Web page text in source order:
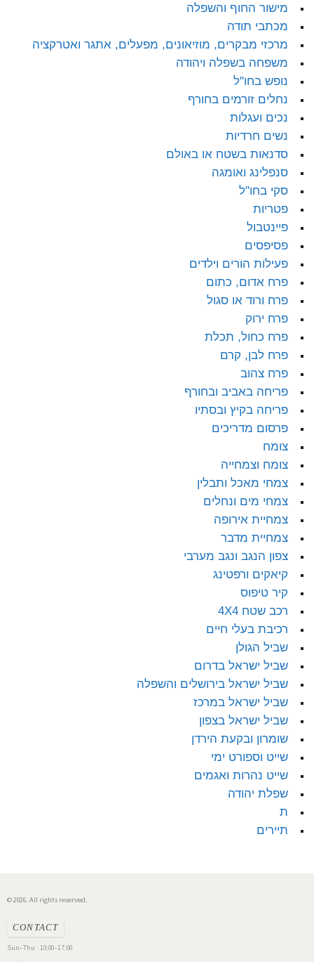
מישור החוף והשפלה
מכתבי תודה
מרכזי מבקרים, מוזיאונים, מפעלים, אתגר ואטרקציה
משפחה בשפלה ויהודה
נופש בחו"ל
נחלים זורמים בחורף
נכים ועגלות
נשים חרדיות
סדנאות בשטח או באולם
סנפלינג ואומגה
סקי בחו"ל
פטריות
פיינטבול
פסיפסים
פעילות הורים וילדים
פרח אדום, כתום
פרח ורוד או סגול
פרח ירוק
פרח כחול, תכלת
פרח לבן, קרם
פרח צהוב
פריחה באביב ובחורף
פריחה בקיץ ובסתיו
פרסום מדריכים
צומח
צומח וצמחייה
צמחי מאכל ותבלין
צמחי מים ונחלים
צמחיית אירופה
צמחיית מדבר
צפון הנגב ונגב מערבי
קיאקים ורפטינג
קיר טיפוס
רכב שטח 4X4
רכיבת בעלי חיים
שביל הגולן
שביל ישראל בדרום
שביל ישראל בירושלים והשפלה
שביל ישראל במרכז
שביל ישראל בצפון
שומרון ובקעת הירדן
שייט וספורט ימי
שייט נהרות ואגמים
שפלת יהודה
ת
תיירים
© 2026. All rights reserved.
CONTACT
Sun–Thu · 10:00–17:00